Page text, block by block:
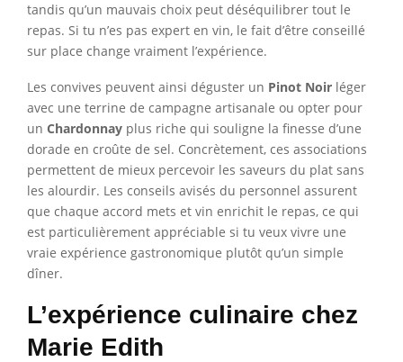
tandis qu’un mauvais choix peut déséquilibrer tout le
repas. Si tu n’es pas expert en vin, le fait d’être conseillé
sur place change vraiment l’expérience.
Les convives peuvent ainsi déguster un Pinot Noir léger
avec une terrine de campagne artisanale ou opter pour
un Chardonnay plus riche qui souligne la finesse d’une
dorade en croûte de sel. Concrètement, ces associations
permettent de mieux percevoir les saveurs du plat sans
les alourdir. Les conseils avisés du personnel assurent
que chaque accord mets et vin enrichit le repas, ce qui
est particulièrement appréciable si tu veux vivre une
vraie expérience gastronomique plutôt qu’un simple
dîner.
L’expérience culinaire chez
Marie Edith